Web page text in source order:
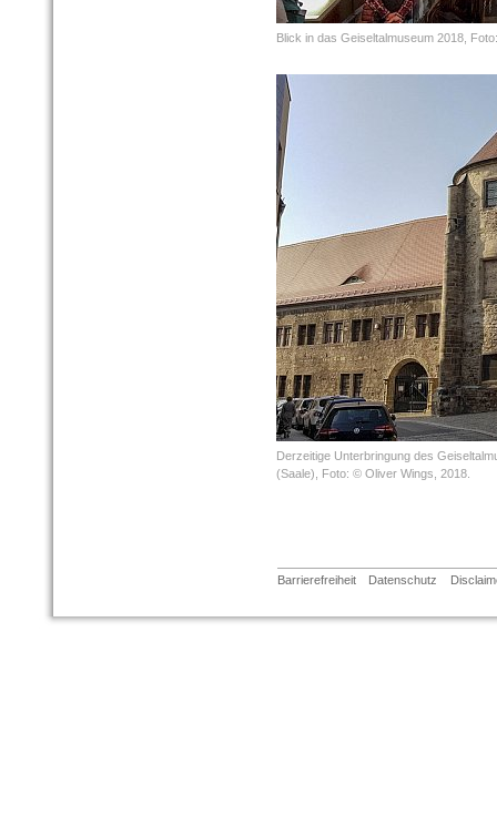
Blick in das Geiseltalmuseum 2018,
Derzeitige Unterbringung des
(Saale), Foto: © Oliver Wings, 2018.
Barrierefreiheit Datenschutz